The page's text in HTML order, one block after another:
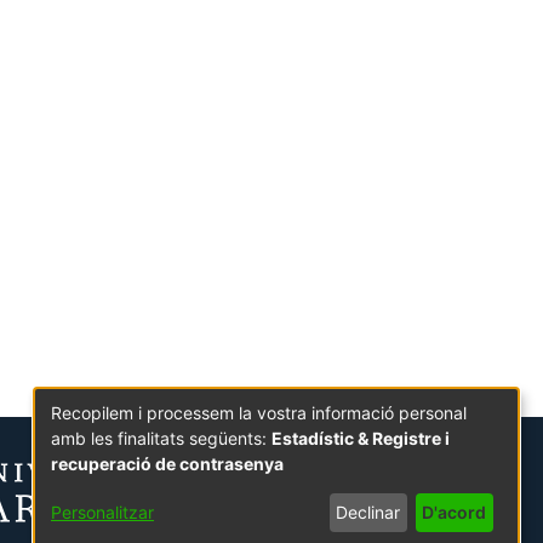
Recopilem i processem la vostra informació personal
amb les finalitats següents: Estadístic & Registre i
recuperació de contrasenya
Personalitzar Declinar D'acord